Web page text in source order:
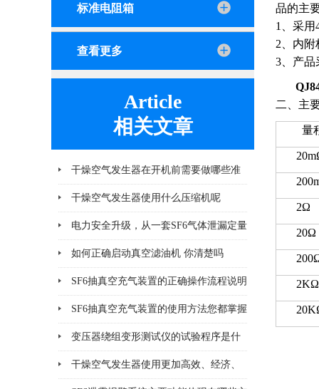
标准电阻箱
查看更多
Article
相关文章
干燥空气发生器在开机前需要做哪些准
备工作
干燥空气发生器使用什么压缩机呢
电力安全升级，从一套SF6气体泄漏定量
监控系统开始
如何正确启动真空滤油机 你清楚吗
SF6抽真空充气装置的正确操作流程说明
SF6抽真空充气装置的使用方法您都掌握
了吗
变压器绕组变形测试仪的试验程序是什
么
干燥空气发生器使用更加高效、经济、
品的主
1、采用
2、内
3、产品
二、主
量
2Ω
20Ω
2ΚΩ